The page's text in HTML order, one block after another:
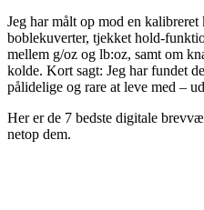
Jeg har målt op mod en
boblekuverter, tjekket hold-
mellem g/oz og lb:oz, samt om
kolde. Kort sagt: Jeg har fundet
pålidelige og rare at leve med –
Her er de 7 bedste digitale
netop dem.